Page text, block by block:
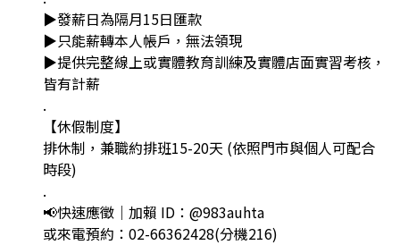
▶發薪日為隔月15日匯款
▶只能薪轉本人帳戶，無法領現
▶提供完整線上或實體教育訓練及實體店面實習考核，
皆有計薪
.
【休假制度】
排休制，兼職約排班15-20天 (依照門市與個人可配合
時段)
.
📢快速應徵｜加賴 ID：@983auhta
或來電預約：02-66362428(分機216)